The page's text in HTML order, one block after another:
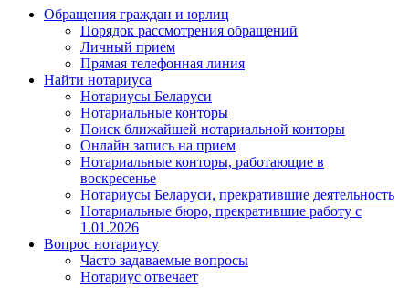
Обращения граждан и юрлиц
Порядок рассмотрения обращений
Личный прием
Прямая телефонная линия
Найти нотариуса
Нотариусы Беларуси
Нотариальные конторы
Поиск ближайшей нотариальной конторы
Онлайн запись на прием
Нотариальные конторы, работающие в
воскресенье
Нотариусы Беларуси, прекратившие деятельность
Нотариальные бюро, прекратившие работу с
1.01.2026
Вопрос нотариусу
Часто задаваемые вопросы
Нотариус отвечает